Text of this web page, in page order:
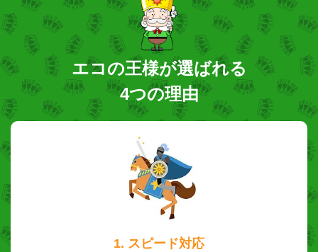
エコの王様が選ばれる
4つの理由
1. スピード対応